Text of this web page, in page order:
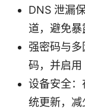
DNS 泄漏
道，避免
强密码与
码，并启
设备安全
统更新，